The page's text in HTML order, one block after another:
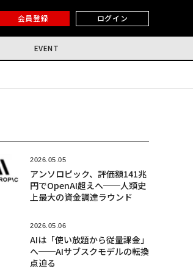
会員登録 ログイン
EVENT
2026.05.05
アンソロピック、評価額141兆
円でOpenAI超えへ──人類史
上最大の資金調達ラウンド
2026.05.06
AIは「使い放題から従量課金」
へ──AIサブスクモデルの転換
点迫る